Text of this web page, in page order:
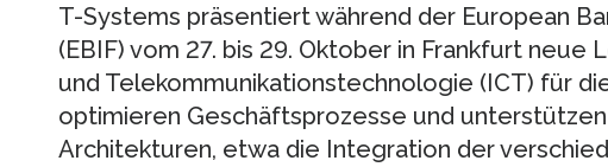
T-Systems präsentiert während der European
(EBIF) vom 27. bis 29. Oktober in Frankfurt
und Telekommunikationstechnologie (ICT) für
optimieren Geschäftsprozesse und
Architekturen, etwa die Integration der